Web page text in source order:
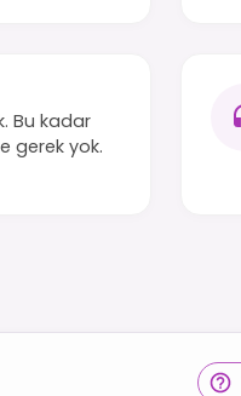
Bu kadar
gerek yok.